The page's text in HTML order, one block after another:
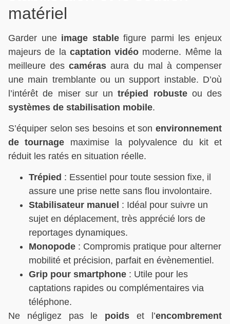
matériel
Garder une image stablefigure parmi les enjeux
majeurs de la captation vidéo moderne. Même la
meilleure descaméras aura du mal à compenser
une main tremblante ou un support instable. D’où
l’intérêt de miser sur untrépied robusteou des
systèmes de stabilisation mobile.
S’équiper selon ses besoins et son environnement
de tournage maximise la polyvalence du kit et
réduit les ratés en situation réelle.
Trépied : Essentiel pour toute session fixe, il
assure une prise nette sans flou involontaire.
Stabilisateur manuel : Idéal pour suivre un
sujet en déplacement, très apprécié lors de
reportages dynamiques.
Monopode : Compromis pratique pour alterner
mobilité et précision, parfait en évènementiel.
Grip pour smartphone : Utile pour les
captations rapides ou complémentaires via
téléphone.
Ne négligez pas le poids et l’encombrement